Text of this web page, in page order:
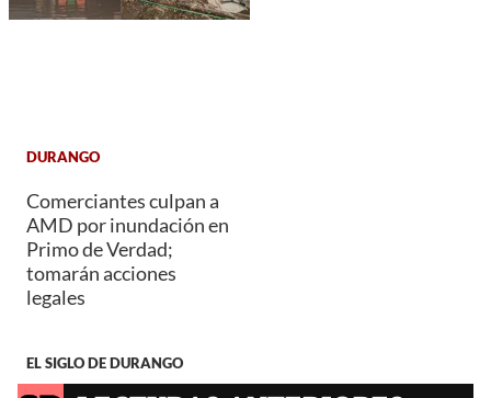
DURANGO
Comerciantes culpan a
AMD por inundación en
Primo de Verdad;
tomarán acciones
legales
EL SIGLO DE DURANGO